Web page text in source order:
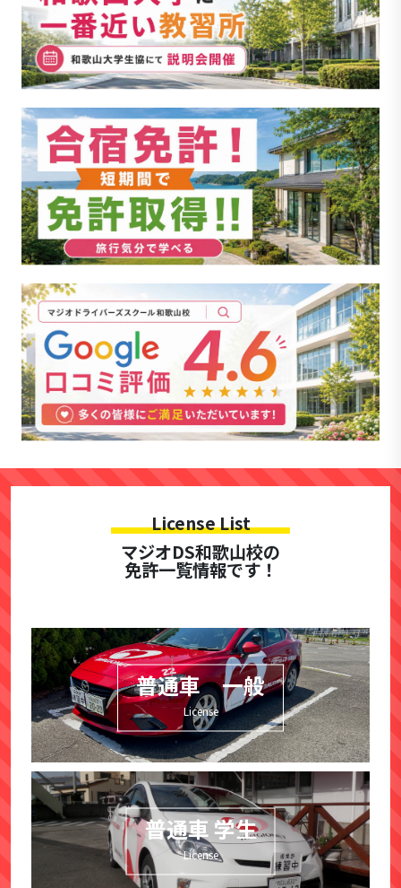
License List
マジオDS和歌山校の
免許一覧情報です！
普通車 一般
License
普通車 学生
License